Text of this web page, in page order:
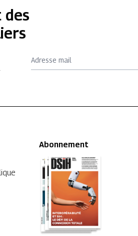
des
Adresse mail
Abonnement